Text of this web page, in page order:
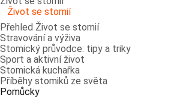
Život se stomií
Přehled Život se stomií
Stravování a výživa
Stomický průvodce: tipy a triky
Sport a aktivní život
Stomická kuchařka
Příběhy stomiků ze světa
Pomůcky